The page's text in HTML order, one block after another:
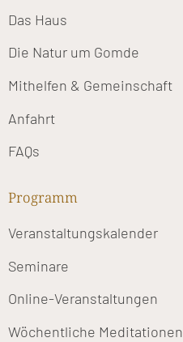
Das Haus
Die Natur um Gomde
Mithelfen & Gemeinschaft
Anfahrt
FAQs
Programm
Veranstaltungskalender
Seminare
Online-Veranstaltungen
Wöchentliche Meditationen